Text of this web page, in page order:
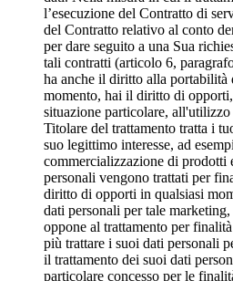
l’esecuzione del Contratto di
del Contratto relativo al conto
per dare seguito a una Sua
tali contratti (articolo 6,
ha anche il diritto alla portabilità
momento, hai il diritto di
situazione particolare,
Titolare del trattamento tratta i
suo legittimo interesse, ad
commercializzazione di prodotti
personali vengono trattati per
diritto di opporti in qualsiasi
dati personali per tale
oppone al trattamento per
più trattare i suoi dati personali
il trattamento dei suoi dati
particolare concesso per le